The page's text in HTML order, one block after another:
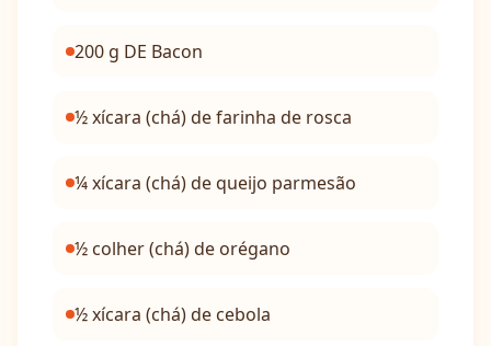
200 g DE Bacon
½ xícara (chá) de farinha de rosca
¼ xícara (chá) de queijo parmesão
½ colher (chá) de orégano
½ xícara (chá) de cebola